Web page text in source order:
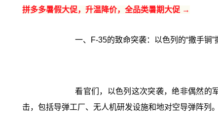
拼多多暑假大促，升温降价，全品类暑期大促 →
一、F-35的致命突袭：以色列的“撒手锏”
看官们，以色列这次突袭，绝非偶然的
击，包括导弹工厂、无人机研发设施和地对空导弹阵